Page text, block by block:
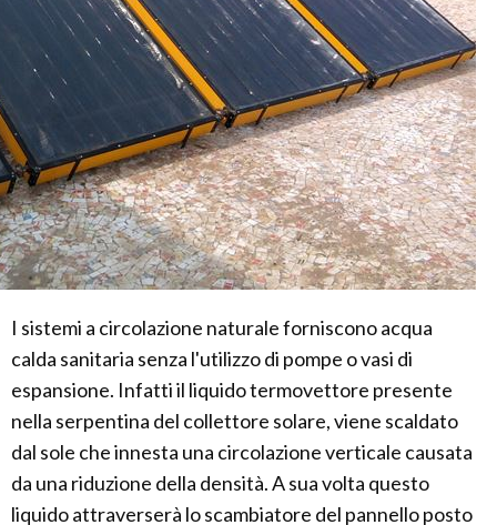
I sistemi a circolazione naturale forniscono acqua
calda sanitaria senza l'utilizzo di pompe o vasi di
espansione. Infatti il liquido termovettore presente
nella serpentina del collettore solare, viene scaldato
dal sole che innesta una circolazione verticale causata
da una riduzione della densità. A sua volta questo
liquido attraverserà lo scambiatore del pannello posto